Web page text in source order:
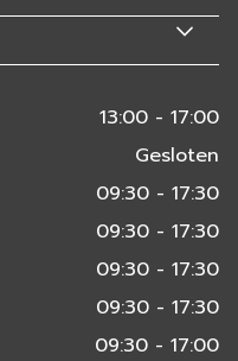
13:00 - 17:00
Gesloten
09:30 - 17:30
09:30 - 17:30
09:30 - 17:30
09:30 - 17:30
09:30 - 17:00